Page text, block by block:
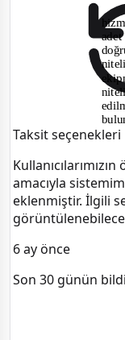
Taksit seçenekleri
amacıyla
eklenmiştir. İlgili
6 ay önce
Son 30 günün